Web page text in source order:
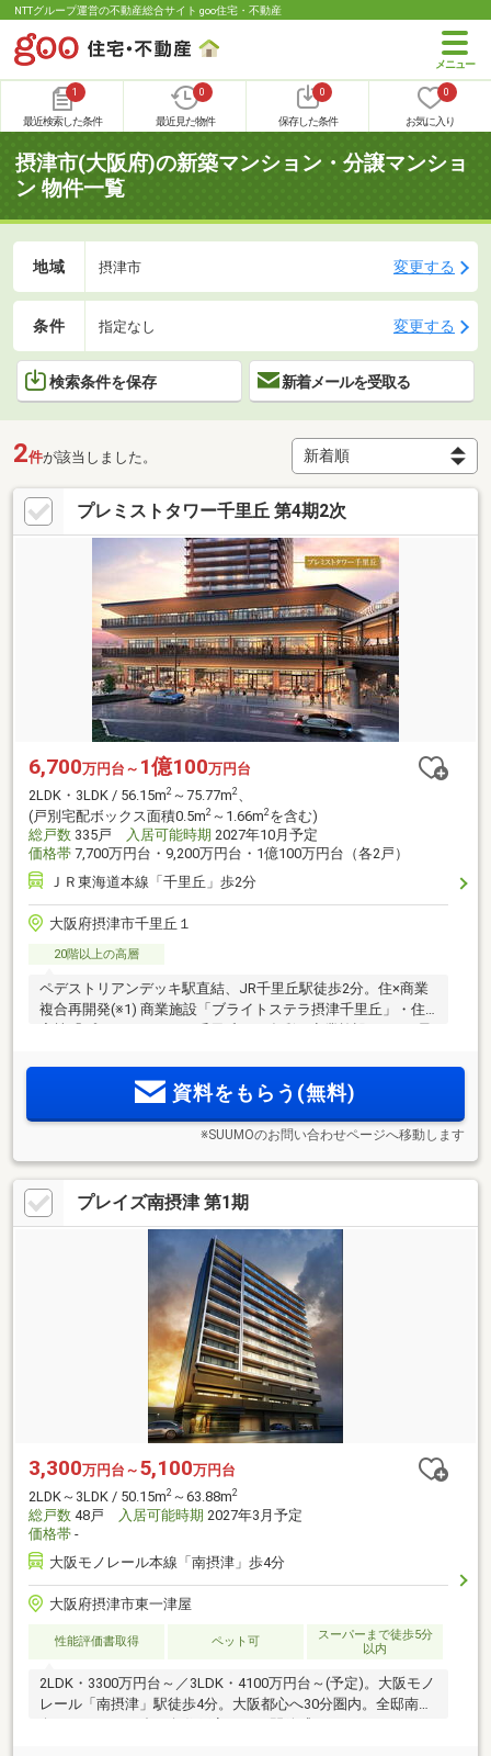
NTTグループ運営の不動産総合サイト goo住宅・不動産
1
最近検索した条件
0
最近見た物件
0
保存した条件
0
お気に入り
摂津市(大阪府)の新築マンション・分譲マンショ
ン 物件一覧
地域 摂津市 変更する
条件 指定なし 変更する
検索条件を保存 新着メールを受取る
2件が該当しました。
プレミストタワー千里丘 第4期2次
6,700万円台～ 1億100万円台
2LDK・3LDK / 56.15m2 ～75.77m2、
(戸別宅配ボックス面積0.5m2 ～1.66m2 を含む)
総戸数 335戸 入居可能時期 2027年10月予定
価格帯 7,700万円台・9,200万円台・1億100万円台（各2戸）
ＪＲ東海道本線「千里丘」歩2分
大阪府摂津市千里丘１
20階以上の高層
ペデストリアンデッキ駅直結、JR千里丘駅徒歩2分。住×商業
複合再開発(※1) 商業施設「ブライトステラ摂津千里丘」・住
宅棟「プレミストタワー千里丘」。多彩な商業施設×エリア最
「京都」駅27分と軽快アクセス。＜物件エントリー受付中＞
資料をもらう(無料)
※SUUMOのお問い合わせページへ移動します
プレイズ南摂津 第1期
3,300万円台～ 5,100万円台
2LDK～3LDK / 50.15m2 ～63.88m2
総戸数 48戸 入居可能時期 2027年3月予定
価格帯 -
大阪モノレール本線「南摂津」歩4分
大阪府摂津市東一津屋
性能評価書取得 ペット可
スーパーまで徒歩5分
以内
2LDK・3300万円台～／3LDK・4100万円台～(予定)。大阪モノ
レール「南摂津」駅徒歩4分。大阪都心へ30分圏内。全邸南東
向き、1フロア4邸・角住戸率50％。開放感のあるワイドスパ